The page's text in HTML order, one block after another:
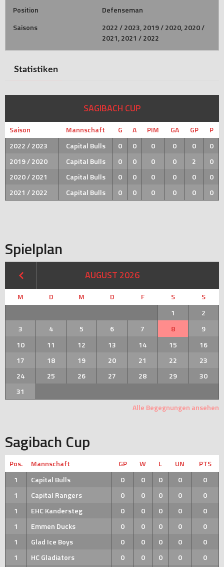
Position
Defenseman
Saisons
2022 / 2023, 2019 / 2020, 2020 /
2021, 2021 / 2022
Statistiken
SAGIBACH CUP
Saison Mannschaft G A PIM GA GP
P
2022 / 2023
Capital Bulls 0 0 0 0 0
0
2019 / 2020
Capital Bulls 0 0 0 0 2
0
2020 / 2021
Capital Bulls 0 0 0 0 0
0
2021 / 2022
Capital Bulls 0 0 0 0 0 0
Spielplan
AUGUST 2026
M D M D F S
S
1
2
3
4 5 6 7 8
9
10
11 12 13 14 15
16
17
18 19 20 21 22
23
24
25 26 27 28 29
30
31
Alle Begegnungen ansehen
Sagibach Cup
Pos. Mannschaft GP W L UN
PTS
1
Capital Bulls 0 0 0 0
0
1
Capital Rangers 0 0 0 0
0
1
EHC Kandersteg 0 0 0 0
0
1
Emmen Ducks 0 0 0 0
0
1
Glad Ice Boys 0 0 0 0
0
1
HC Gladiators 0 0 0 0 0